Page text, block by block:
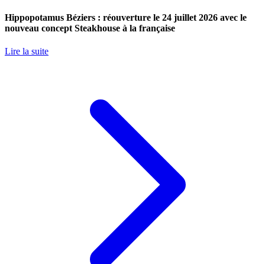
Hippopotamus Béziers : réouverture le 24 juillet 2026 avec le
nouveau concept Steakhouse à la française
Lire la suite